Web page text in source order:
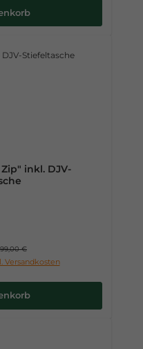
inkl. DJV-
Preis:
€
Versandkosten